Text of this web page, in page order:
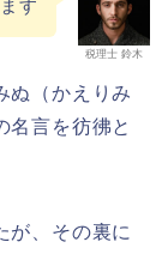
税理士 鈴木
す
（かえりみ
名言を彷彿と
が、その裏に